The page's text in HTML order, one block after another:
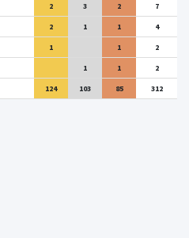
2 3 2
7
2 1 1
4
1 1
2
1 1
2
124
103 85 312